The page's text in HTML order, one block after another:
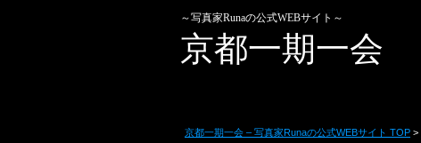
京都一期一会
～写真家Runaの公式WEBサイト～
京都一期一会 – 写真家Runaの公式WEBサイト TOP >